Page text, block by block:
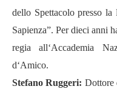
dello Spettacolo presso la
Sapienza”. Per dieci anni
regia all‘Accademia
d‘Amico.
Stefano Ruggeri: Dottore